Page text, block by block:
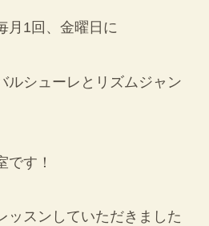
月1回、金曜日に
ルシューレとリズムジャン
です！
ッスンしていただきました